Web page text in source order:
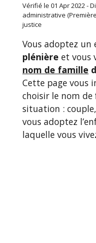
Vérifié le 01 Apr 2022 -
administrative
justice
Vous adoptez un
plénière et vous
nom de famille
Cette page vous
choisir le nom
situation :
vous adoptez
laquelle vous